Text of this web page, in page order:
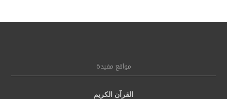
مواقع مفيدة
القرآن الكريم